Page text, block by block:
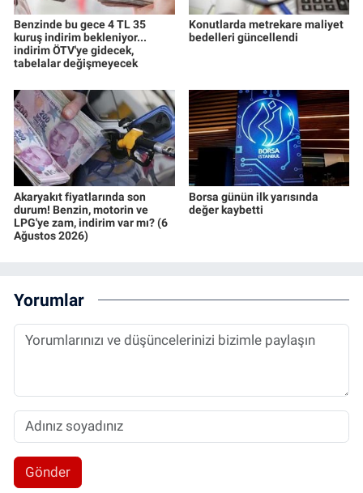
Benzinde bu gece 4 TL 35
kuruş indirim bekleniyor...
indirim ÖTV'ye gidecek,
tabelalar değişmeyecek
Konutlarda metrekare maliyet
bedelleri güncellendi
Akaryakıt fiyatlarında son
durum! Benzin, motorin ve
LPG'ye zam, indirim var mı? (6
Ağustos 2026)
Borsa günün ilk yarısında
değer kaybetti
Yorumlar
Gönder